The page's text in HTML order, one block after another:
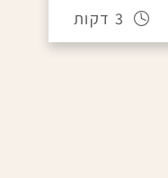
13/07/26